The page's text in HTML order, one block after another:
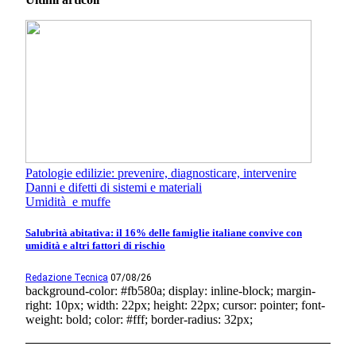
Patologie edilizie: prevenire, diagnosticare, intervenire
Danni e difetti di sistemi e materiali
Umidità e muffe
Salubrità abitativa: il 16% delle famiglie italiane convive con
umidità e altri fattori di rischio
Redazione Tecnica 07/08/26
background-color: #fb580a; display: inline-block; margin-
right: 10px; width: 22px; height: 22px; cursor: pointer; font-
weight: bold; color: #fff; border-radius: 32px;